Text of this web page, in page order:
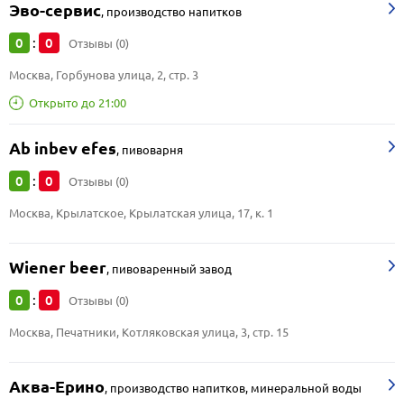
Эво-сервис, производство напитков
0 : 0 Отзывы (0)
Открыто до 21:00
Москва, Горбунова улица, 2, стр. 3
Ab inbev efes, пивоварня
0 : 0 Отзывы (0)
Москва, Крылатское, Крылатская улица, 17, к. 1
Wiener beer, пивоваренный завод
0 : 0 Отзывы (0)
Москва, Печатники, Котляковская улица, 3, стр. 15
Аква-Ерино, производство напитков, минеральной воды